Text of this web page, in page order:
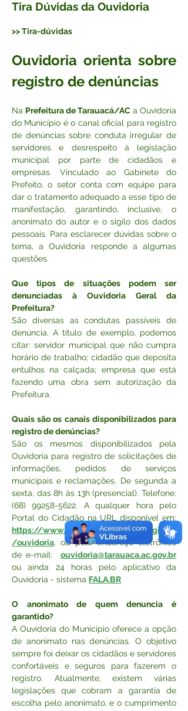
Tira Dúvidas da Ouvidoria
>> Tira-dúvidas
Ouvidoria orienta sobre
registro de denúncias
Na Prefeitura de Tarauacá/AC a Ouvidoria
do Município é o canal oficial para registro
de denúncias sobre conduta irregular de
servidores e desrespeito à legislação
municipal por parte de cidadãos e
empresas. Vinculado ao Gabinete do
Prefeito, o setor conta com equipe para
dar o tratamento adequado a esse tipo de
manifestação, garantindo, inclusive, o
anonimato do autor e o sigilo dos dados
pessoais. Para esclarecer dúvidas sobre o
tema, a Ouvidoria responde a algumas
questões.
Que tipos de situações podem ser
denunciadas à Ouvidoria Geral da
Prefeitura?
São diversas as condutas passíveis de
denúncia. A título de exemplo, podemos
citar: servidor municipal que não cumpra
horário de trabalho; cidadão que deposita
entulhos na calçada; empresa que está
fazendo uma obra sem autorização da
Prefeitura.
Quais são os canais disponibilizados para
registro de denúncias?
São os mesmos disponibilizados pela
Ouvidoria para registro de solicitações de
informações, pedidos de serviços
municipais e reclamações. De segunda a
sexta, das 8h às 13h (presencial). Telefone:
(68) 99258-5622. A qualquer hora pelo
https://www.tarauaca.ac.gov.br/paginas
/ouvidoria, ou pelo endereço eletrônico
de e-mail: ouvidoria@tarauaca.ac.gov.br
ou ainda 24 horas pelo aplicativo da
Ouvidoria - sistema FALA.BR
O anonimato de quem denuncia é
garantido?
A Ouvidoria do Município oferece a opção
de anonimato nas denúncias. O objetivo
sempre foi deixar os cidadãos e servidores
confortáveis e seguros para fazerem o
registro. Atualmente, existem várias
legislações que cobram a garantia de
escolha pelo anonimato, e o cumprimento